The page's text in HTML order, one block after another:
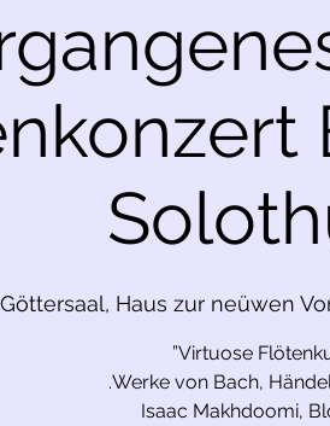
Göttersaal, Haus zur neüwen